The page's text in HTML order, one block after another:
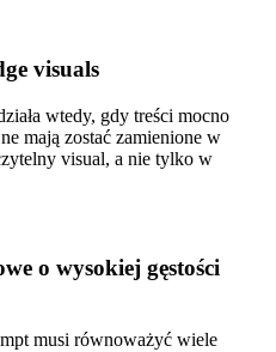
visuals
wtedy, gdy treści mocno
mają zostać zamienione w
visual, a nie tylko w
o wysokiej gęstości
musi równoważyć wiele